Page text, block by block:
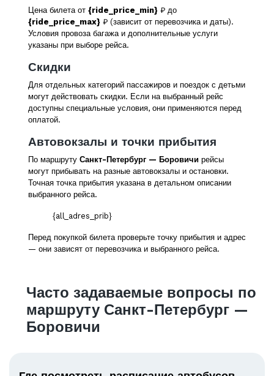
Цена билета от {ride_price_min} ₽ до
{ride_price_max} ₽ (зависит от перевозчика и даты).
Условия провоза багажа и дополнительные услуги
указаны при выборе рейса.
Скидки
Для отдельных категорий пассажиров и поездок с детьми
могут действовать скидки. Если на выбранный рейс
доступны специальные условия, они применяются перед
оплатой.
Автовокзалы и точки прибытия
По маршруту Санкт-Петербург — Боровичи рейсы
могут прибывать на разные автовокзалы и остановки.
Точная точка прибытия указана в детальном описании
выбранного рейса.
{all_adres_prib}
Перед покупкой билета проверьте точку прибытия и адрес
— они зависят от перевозчика и выбранного рейса.
Часто задаваемые вопросы по
маршруту Санкт-Петербург —
Боровичи